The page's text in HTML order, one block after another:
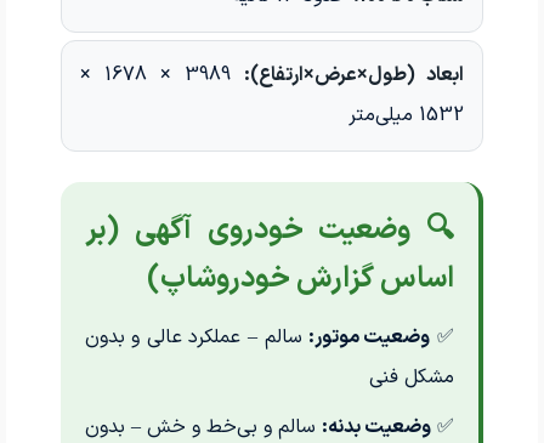
ابعاد (طول×عرض×ارتفاع):
3989 × 1678 ×
1532 میلی‌متر
🔍 وضعیت خودروی آگهی (بر
اساس گزارش خودروشاپ)
✅ وضعیت موتور: سالم – عملکرد عالی و بدون
مشکل فنی
✅ وضعیت بدنه: سالم و بی‌خط و خش – بدون